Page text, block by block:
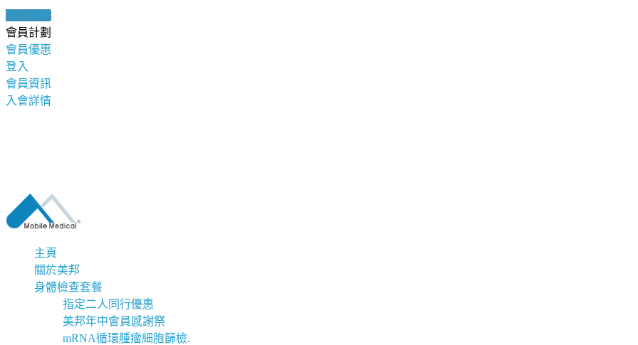
健康錦囊
會員計劃
會員優惠
登入
會員資訊
入會詳情
主頁
關於美邦
身體檢查套餐
指定二人同行優惠
美邦年中會員感謝祭
mRNA循環腫瘤細胞篩檢.